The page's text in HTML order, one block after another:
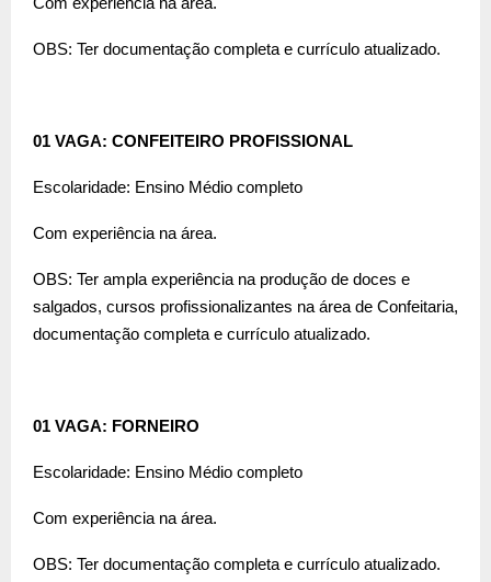
OBS: Ter documentação completa e currículo atualizado.
01 VAGA: CONFEITEIRO PROFISSIONAL
Escolaridade: Ensino Médio completo
Com experiência na área.
OBS: Ter ampla experiência na produção de doces e
salgados, cursos profissionalizantes na área de Confeitaria,
documentação completa e currículo atualizado.
01 VAGA: FORNEIRO
Escolaridade: Ensino Médio completo
Com experiência na área.
OBS: Ter documentação completa e currículo atualizado.